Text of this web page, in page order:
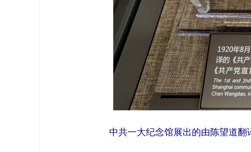
中共一大纪念馆展出的由陈望道